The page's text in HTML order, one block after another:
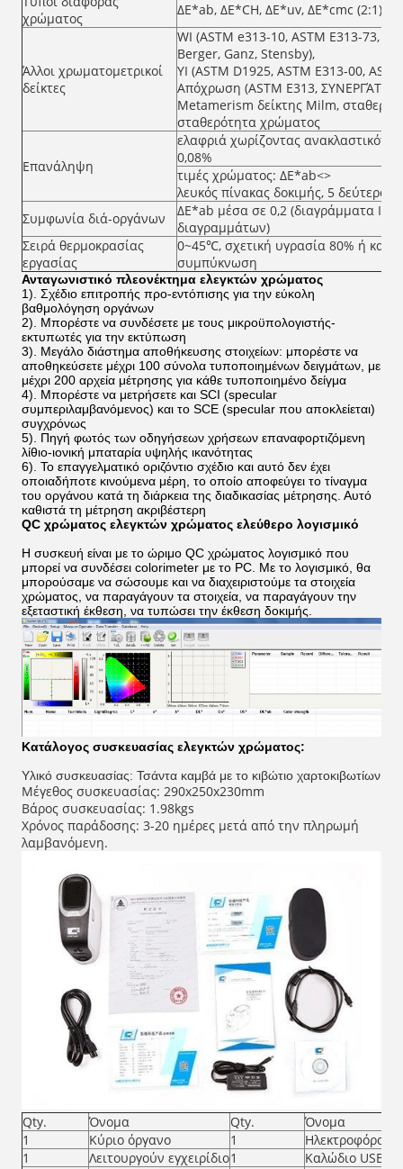
χρώματος
ΔE*ab, ΔE*CH, ΔE*uv, ΔE*cmc (2:1),
Άλλοι χρωματομετρικοί
δείκτες
WI (ASTM e313-10, ASTM E313-73,
Berger, Ganz, Stensby),
YI (ASTM D1925, ASTM E313-00,
Απόχρωση (ASTM E313, ΣΥΝΕΡΓΆΤΕΣ,
Metamerism δείκτης Milm,
σταθερότητα χρώματος
Επανάληψη
ελαφριά χωρίζοντας
0,08%
τιμές χρώματος: ΔE*ab<>
λευκός πίνακας δοκιμής, 5 δεύτερα
Συμφωνία διά-οργάνων
ΔE*ab μέσα σε 0,2 (διαγράμματα ΙΙ
διαγραμμάτων)
Σειρά θερμοκρασίας
εργασίας
0~45℃, σχετική υγρασία 80% ή
συμπύκνωση
Ανταγωνιστικό πλεονέκτημα ελεγκτών χρώματος
1). Σχέδιο επιτροπής προ-εντόπισης για την εύκολη
βαθμολόγηση οργάνων
2). Μπορέστε να συνδέσετε με τους μικροϋπολογιστής-
εκτυπωτές για την εκτύπωση
3). Μεγάλο διάστημα αποθήκευσης στοιχείων: μπορέστε να
αποθηκεύσετε μέχρι 100 σύνολα τυποποιημένων δειγμάτων, με
μέχρι 200 αρχεία μέτρησης για κάθε τυποποιημένο δείγμα
4). Μπορέστε να μετρήσετε και SCI (specular
συμπεριλαμβανόμενος) και το SCE (specular που αποκλείεται)
συγχρόνως
5). Πηγή φωτός των οδηγήσεων χρήσεων επαναφορτιζόμενη
λίθιο-ιονική μπαταρία υψηλής ικανότητας
6). Το επαγγελματικό οριζόντιο σχέδιο και αυτό δεν έχει
οποιαδήποτε κινούμενα μέρη, το οποίο αποφεύγει το τίναγμα
του οργάνου κατά τη διάρκεια της διαδικασίας μέτρησης. Αυτό
καθιστά τη μέτρηση ακριβέστερη
QC χρώματος ελεγκτών χρώματος ελεύθερο λογισμικό
Η συσκευή είναι με το ώριμο QC χρώματος λογισμικό που
μπορεί να συνδέσει colorimeter με το PC. Με το λογισμικό, θα
μπορούσαμε να σώσουμε και να διαχειριστούμε τα στοιχεία
χρώματος, να παραγάγουν τα στοιχεία, να παραγάγουν την
εξεταστική έκθεση, να τυπώσει την έκθεση δοκιμής.
Κατάλογος συσκευασίας ελεγκτών χρώματος:
Υλικό συσκευασίας: Τσάντα καμβά με το κιβώτιο χαρτοκιβωτίων
Μέγεθος συσκευασίας: 290x250x230mm
Βάρος συσκευασίας: 1.98kgs
Χρόνος παράδοσης: 3-20 ημέρες μετά από την πληρωμή
λαμβανόμενη.
Qty. Όνομα Qty.
Όνομα
1
Κύριο όργανο 1
Ηλεκτροφόρο
1
Λειτουργούν εγχειρίδιο1
Καλώδιο USB